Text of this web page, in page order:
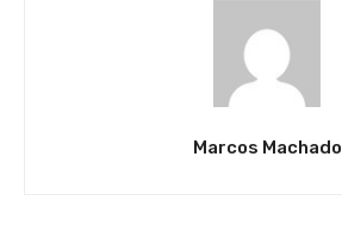
Marcos Machado